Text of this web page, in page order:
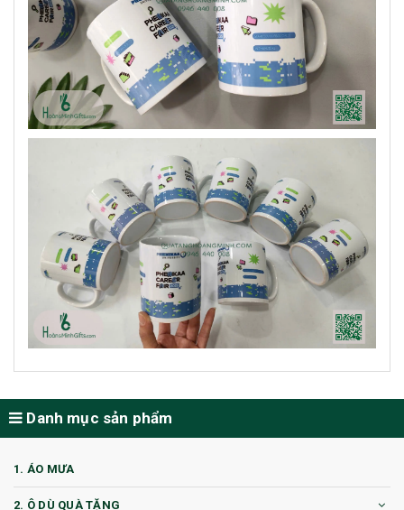
Danh mục sản phẩm
1. ÁO MƯA
2. Ô DÙ QUÀ TẶNG